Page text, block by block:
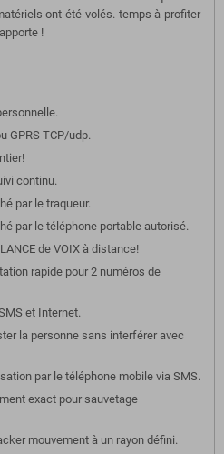
ont été volés. temps à profiter
!
GPRS TCP/udp.
continu.
par le traqueur.
par le téléphone portable autorisé.
de VOIX à distance!
rapide pour 2 numéros de
et Internet.
la personne sans interférer avec
par le téléphone mobile via SMS.
exact pour sauvetage
mouvement à un rayon défini.